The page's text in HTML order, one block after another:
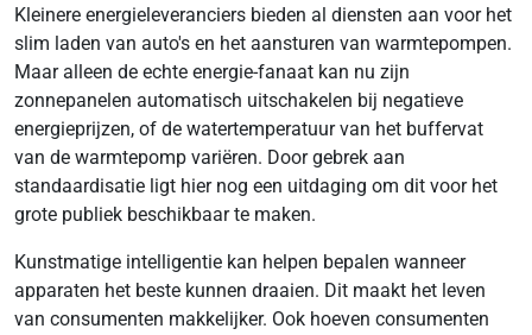
Kleinere energieleveranciers bieden al diensten aan voor het
slim laden van auto's en het aansturen van warmtepompen.
Maar alleen de echte energie-fanaat kan nu zijn
zonnepanelen automatisch uitschakelen bij negatieve
energieprijzen, of de watertemperatuur van het buffervat
van de warmtepomp variëren. Door gebrek aan
standaardisatie ligt hier nog een uitdaging om dit voor het
grote publiek beschikbaar te maken.
Kunstmatige intelligentie kan helpen bepalen wanneer
apparaten het beste kunnen draaien. Dit maakt het leven
van consumenten makkelijker. Ook hoeven consumenten